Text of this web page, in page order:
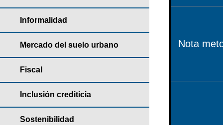
Informalidad
Mercado del suelo urbano
Fiscal
Inclusión crediticia
Sostenibilidad
Nota